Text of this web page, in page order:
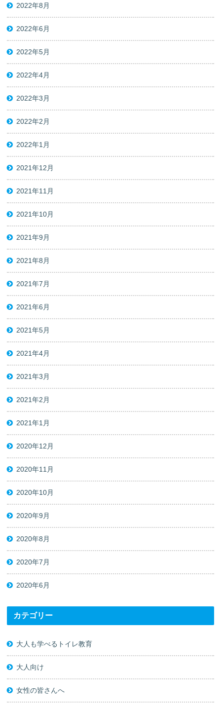
2022年8月
2022年6月
2022年5月
2022年4月
2022年3月
2022年2月
2022年1月
2021年12月
2021年11月
2021年10月
2021年9月
2021年8月
2021年7月
2021年6月
2021年5月
2021年4月
2021年3月
2021年2月
2021年1月
2020年12月
2020年11月
2020年10月
2020年9月
2020年8月
2020年7月
2020年6月
カテゴリー
大人も学べるトイレ教育
大人向け
女性の皆さんへ